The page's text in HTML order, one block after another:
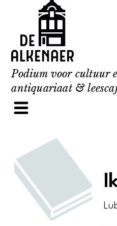
content
Podium voor cultuur
antiquariaat &